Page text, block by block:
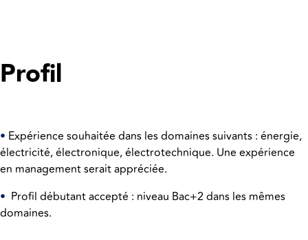
Profil
• Expérience souhaitée dans les domaines suivants : énergie,
électricité, électronique, électrotechnique. Une expérience
en management serait appréciée.
• Profil débutant accepté : niveau Bac+2 dans les mêmes
domaines.